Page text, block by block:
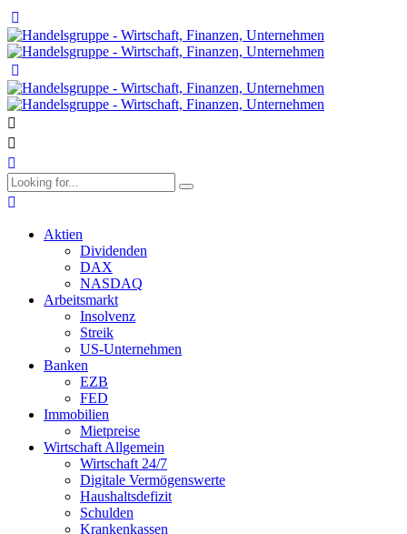
Aktien
Dividenden
DAX
NASDAQ
Arbeitsmarkt
Insolvenz
Streik
US-Unternehmen
Banken
EZB
FED
Immobilien
Mietpreise
Wirtschaft Allgemein
Wirtschaft 24/7
Digitale Vermögenswerte
Haushaltsdefizit
Schulden
Krankenkassen